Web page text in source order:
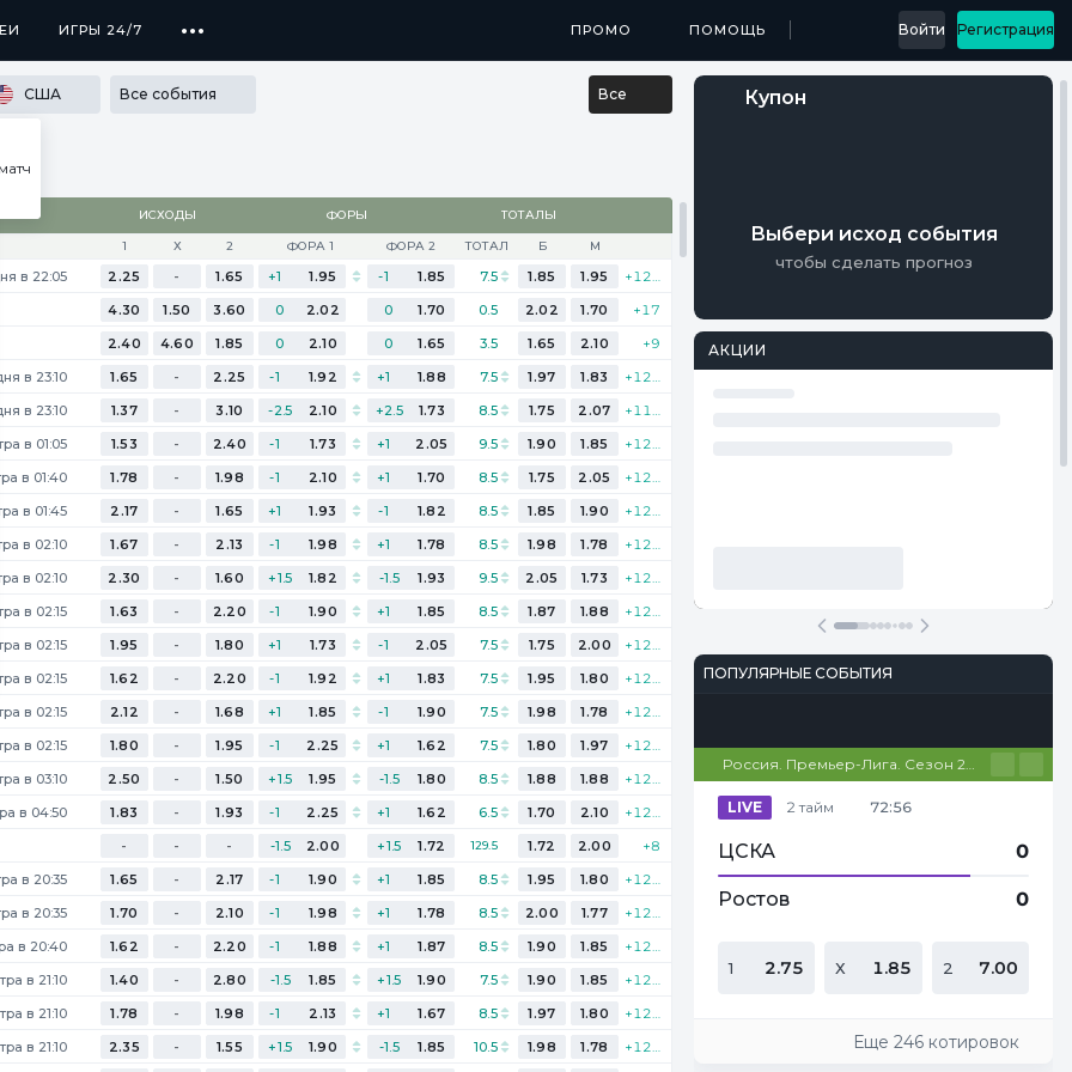
ИГРЫ 24/7 ...
ИГРЫ 24/7 ПРОГРАММА ЛОЯЛЬНОСТИ МЕДИА ПРИЛОЖЕНИЯ ...
ПРОМО ПОМОЩЬ Войти Регистрация
США Все события Все
ИСХОДЫ ФОРЫ
ТОТАЛЫ
1 Х 2 ФОРА 1 ФОРА 2 ТОТАЛ Б М
в 22:05 2.25 - 1.65 +1 1.95 -1 1.85 7.5 1.85 1.95
4.30 1.50 3.60 0 2.02 0 1.70 0.5 2.02 1.70
+17
2.40 4.60 1.85 0 2.10 0 1.65 3.5 1.65 2.10
+9
в 23:10 1.65 - 2.25 -1 1.92 +1 1.88 7.5 1.97 1.83
в 23:10 1.37 - 3.10 -2.5 2.10 +2.5 1.73 8.5 1.75 2.07
в 01:05 1.53 - 2.40 -1 1.73 +1 2.05 9.5 1.90 1.85
в 01:40 1.78 - 1.98 -1 2.10 +1 1.70 8.5 1.75 2.05
в 01:45 2.17 - 1.65 +1 1.93 -1 1.82 8.5 1.85 1.90
в 02:10 1.67 - 2.13 -1 1.98 +1 1.78 8.5 1.98 1.78
в 02:10 2.30 - 1.60 +1.5 1.82 -1.5 1.93 9.5 2.05 1.73
в 02:15 1.63 - 2.20 -1 1.90 +1 1.85 8.5 1.87 1.88
в 02:15 1.95 - 1.80 +1 1.73 -1 2.05 7.5 1.75 2.00
в 02:15 1.62 - 2.20 -1 1.92 +1 1.83 7.5 1.95 1.80
в 02:15 2.12 - 1.68 +1 1.85 -1 1.90 7.5 1.98 1.78
в 02:15 1.80 - 1.95 -1 2.25 +1 1.62 7.5 1.80 1.97
в 03:10 2.50 - 1.50 +1.5 1.95 -1.5 1.80 8.5 1.88 1.88
в 04:50 1.83 - 1.93 -1 2.25 +1 1.62 6.5 1.70 2.10
- - - -1.5 2.00 +1.5 1.72 129.5 1.72 2.00
+8
в 20:35 1.65 - 2.17 -1 1.90 +1 1.85 8.5 1.95 1.80
в 20:35 1.70 - 2.10 -1 1.98 +1 1.78 8.5 2.00 1.77
в 20:40 1.62 - 2.20 -1 1.88 +1 1.87 8.5 1.90 1.85
в 21:10 1.40 - 2.80 -1.5 1.85 +1.5 1.90 7.5 1.90 1.85
в 21:10 1.78 - 1.98 -1 2.13 +1 1.67 8.5 1.97 1.80
в 21:10 2.35 - 1.55 +1.5 1.90 -1.5 1.85 10.5 1.98 1.78
Купон
Выбери исход события
чтобы сделать прогноз
АКЦИИ
ПОПУЛЯРНЫЕ СОБЫТИЯ
Россия. Премьер-Лига. Сезон 26/27
LIVE 2 тайм 72:56
ЦСКА 0
Ростов 0
1 2.75 Х 1.85 2 7.00
Еще 246 котировок